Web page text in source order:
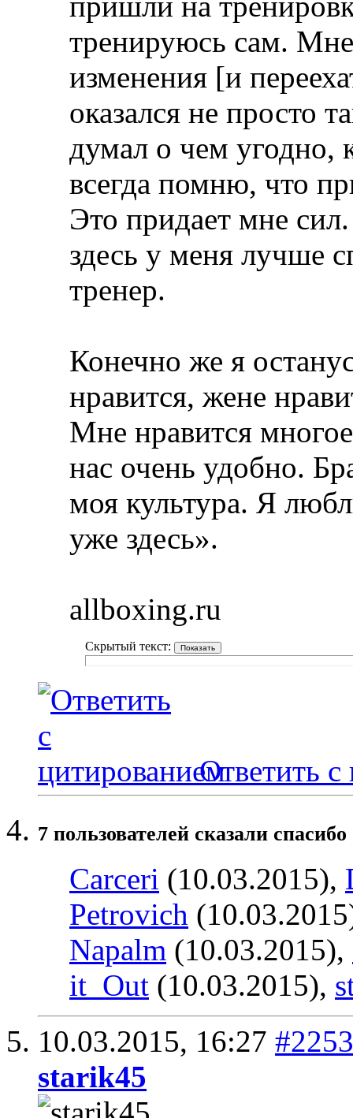
тренируюсь сам.
изменения [и
оказался не просто
думал о чем угодно,
всегда помню, что
Это придает мне
здесь у меня лучше
тренер.
Конечно же я
нравится, жене
Мне нравится
нас очень удобно.
моя культура. Я
уже здесь».
allboxing.ru
Скрытый текст:
Ответить с
7 пользователей сказали
Carceri (10.03.2015),
Petrovich
Napalm (10.03.2015),
it_Out (10.03.2015),
10.03.2015, 16:27 #2253
starik45